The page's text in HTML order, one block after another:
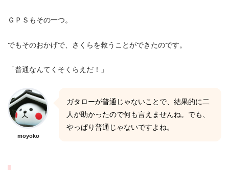
ＧＰＳもその一つ。
でもそのおかげで、さくらを救うことができたのです。
「普通なんてくそくらえだ！」
moyoko
ガタローが普通じゃないことで、結果的に二
人が助かったので何も言えませんね。でも、
やっぱり普通じゃないですよね。